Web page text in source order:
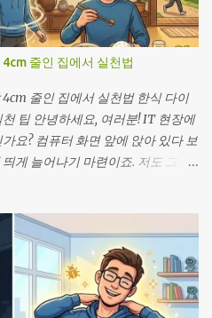
하는 자신감이 생길 거예요. 그럼, 지
해볼까요? 여러분의 건강 데이터
다! 🎉 목차 1. 건강 분석가 친구가
곡밥 도전 3. 쉬운 운동 루틴 시작
결과 6. 참고 링크 건강 분석가 친
않아요! 쉬운 식단 & 운동 루틴
현미밥에 두부구이, 그리고 제철 나
일찍 출근 준비를 하면서, 저는
검진에서 혈압과 콜레스테롤 수치
, 머릿속에 빨간불이 켜지는 느낌이
오류가 나겠는데?” 싶었죠. 그때부
시작했어요. 건강하게 활력 넘치는
되어 내 몸의 데...
줄인 집에서 실천법
줄인 집에서 실천법 한식 다이
팁 안녕하세요, 여러분! IT 현장에
요? 컴퓨터 화면 앞에 앉아 있다 보
게 늘어나기 마련이죠. 저도 그런
심했죠. 하지만 바쁜 일정 속에서
았습니다. 그때 한-호주 공동 연구
부 체지방 감소에 효과적 이라는
은 IT 직장인들을 위해, 집에서 손쉽
을 공유하려 합니다. 여러분도 저